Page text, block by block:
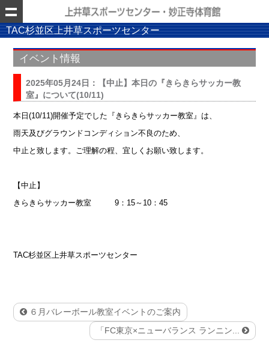
TAC杉並区上井草スポーツセンター
イベント情報
2025年05月24日：【中止】本日の『きらきらサッカー教
室』について(10/11)
本日(10/11)開催予定でした『きらきらサッカー教室』は、
雨天及びグラウンドコンディション不良のため、
中止と致します。ご理解の程、宜しくお願い致します。
【中止】
きらきらサッカー教室 9：15～10：45
TAC杉並区上井草スポーツセンター
６月バレーボール教室イベントのご案内
「FC東京×ニューバランス ランニン...